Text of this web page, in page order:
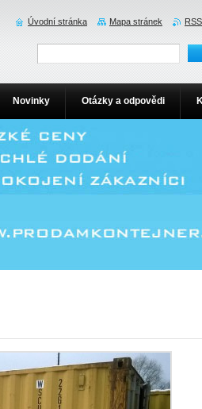
Novinky Otázky a odpovědi
Úvodní stránka Mapa stránek RSS